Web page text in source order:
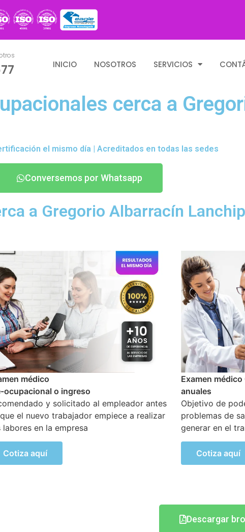
INICIO NOSOTROS SERVICIOS
cerca a
el mismo día | Acreditados en todas las sedes
Conversemos por Whatsapp
a Gregorio Albarracín
médico Ocupacional Periódicos o
de poder detectar si existen
de salud que se hayan podido
en el transcurso de sus actividades
Cotiza aquí
Examen médico
altura mayor a
Mayor A 1.8
que los
actividades de
supervisión en
Cotiza aquí
Descargar